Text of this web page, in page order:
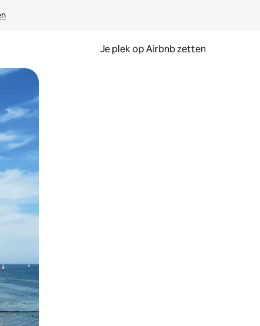
Je plek op Airbnb zetten
swipen.